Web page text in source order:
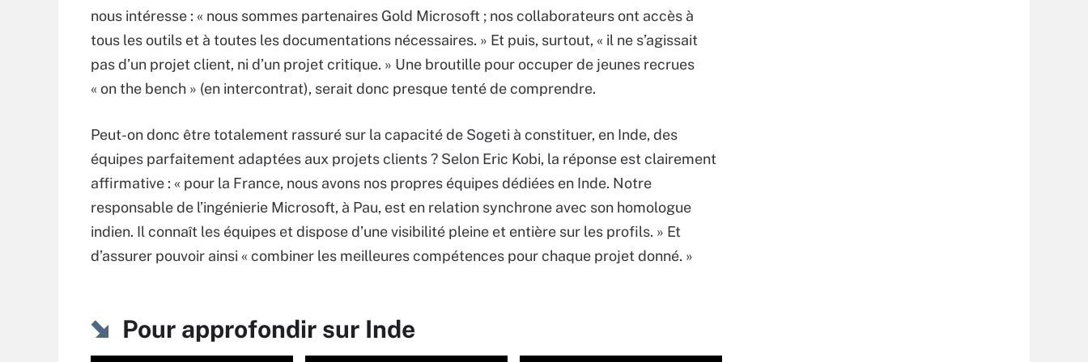
nous intéresse : « nous sommes partenaires Gold Microsoft ; nos collaborateurs ont accès à
tous les outils et à toutes les documentations nécessaires. » Et puis, surtout, « il ne s’agissait
pas d’un projet client, ni d’un projet critique. » Une broutille pour occuper de jeunes recrues
« on the bench » (en intercontrat), serait donc presque tenté de comprendre.
Peut-on donc être totalement rassuré sur la capacité de Sogeti à constituer, en Inde, des
équipes parfaitement adaptées aux projets clients ? Selon Eric Kobi, la réponse est clairement
affirmative : « pour la France, nous avons nos propres équipes dédiées en Inde. Notre
responsable de l’ingénierie Microsoft, à Pau, est en relation synchrone avec son homologue
indien. Il connaît les équipes et dispose d’une visibilité pleine et entière sur les profils. » Et
d’assurer pouvoir ainsi « combiner les meilleures compétences pour chaque projet donné. »
Pour approfondir sur Inde